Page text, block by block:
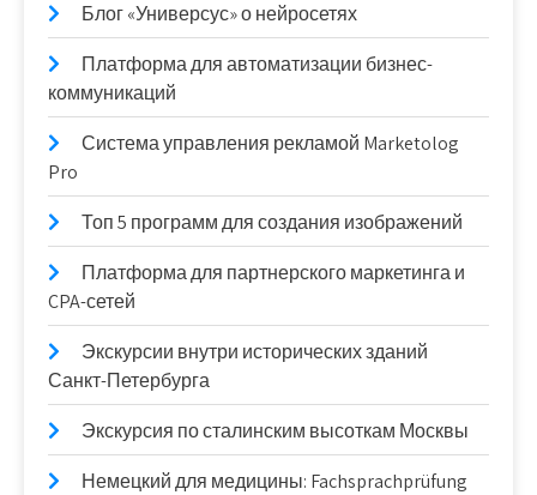
Блог «Универсус» о нейросетях
Платформа для автоматизации бизнес-
коммуникаций
Система управления рекламой Marketolog
Pro
Топ 5 программ для создания изображений
Платформа для партнерского маркетинга и
CPA-сетей
Экскурсии внутри исторических зданий
Санкт-Петербурга
Экскурсия по сталинским высоткам Москвы
Немецкий для медицины: Fachsprachprüfung